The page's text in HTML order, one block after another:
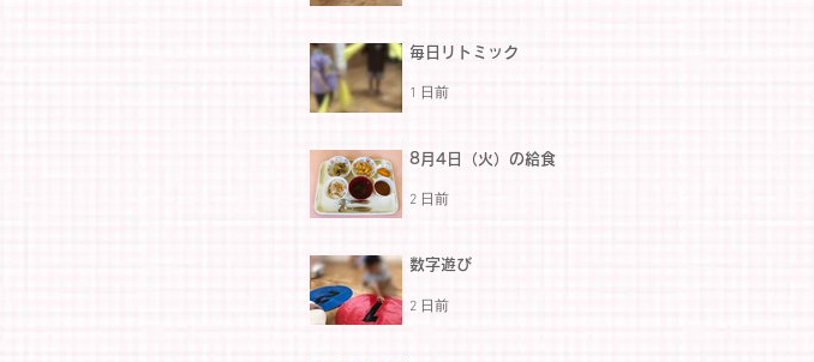
毎日リトミック
1 日前
8月4日（火）の給食
2 日前
数字遊び
2 日前